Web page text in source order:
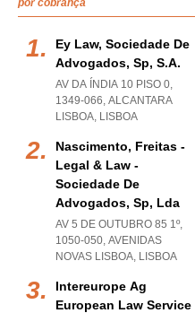
por cobrança
Ey Law, Sociedade De
Advogados, Sp, S.a.
AV DA ÍNDIA 10 PISO 0,
1349-066, ALCANTARA
LISBOA, LISBOA
Nascimento, Freitas -
Legal & Law -
Sociedade De
Advogados, Sp, Lda
AV 5 DE OUTUBRO 85 1º,
1050-050, AVENIDAS
NOVAS LISBOA, LISBOA
Intereurope Ag
European Law Service